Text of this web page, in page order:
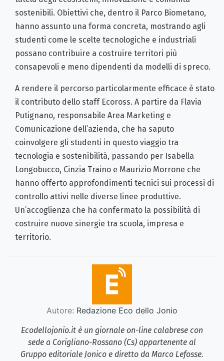
sostenibili. Obiettivi che, dentro il Parco Biometano,
hanno assunto una forma concreta, mostrando agli
studenti come le scelte tecnologiche e industriali
possano contribuire a costruire territori più
consapevoli e meno dipendenti da modelli di spreco.
A rendere il percorso particolarmente efficace è stato
il contributo dello staff Ecoross. A partire da Flavia
Putignano, responsabile Area Marketing e
Comunicazione dell’azienda, che ha saputo
coinvolgere gli studenti in questo viaggio tra
tecnologia e sostenibilità, passando per Isabella
Longobucco, Cinzia Traino e Maurizio Morrone che
hanno offerto approfondimenti tecnici sui processi di
controllo attivi nelle diverse linee produttive.
Un’accoglienza che ha confermato la possibilità di
costruire nuove sinergie tra scuola, impresa e
territorio.
Autore: Redazione Eco dello Jonio
Ecodellojonio.it è un giornale on-line calabrese con
sede a Corigliano-Rossano (Cs) appartenente al
Gruppo editoriale Jonico e diretto da Marco Lefosse.